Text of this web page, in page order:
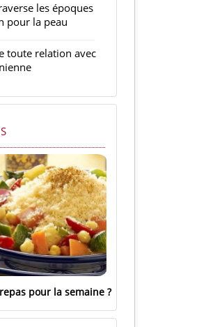
les époques
pour la peau
toute relation avec
pour la semaine